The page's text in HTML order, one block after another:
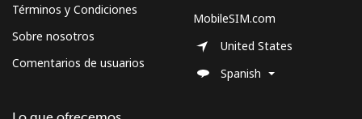
Términos y Condiciones
Sobre nosotros
Comentarios de usuarios
MobileSIM.com
United States
Spanish